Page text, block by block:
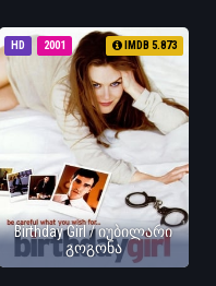
HD 2001 IMDB 5.873
Birthday Girl / იუბილარი
გოგონა